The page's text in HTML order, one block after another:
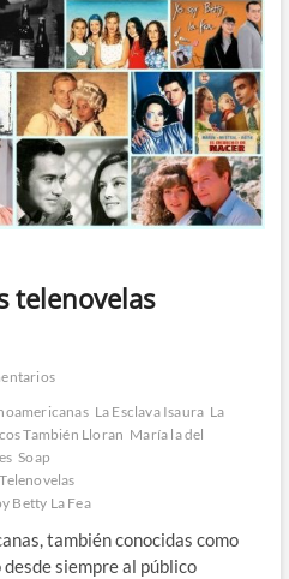
telenovelas
La Esclava Isaura La
También Lloran María la del
Soap
Telenovelas
Betty La Fea
también conocidas como
siempre al público